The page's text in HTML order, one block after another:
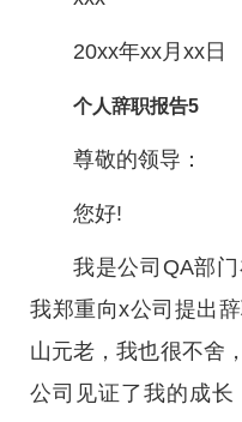
20xx年xx月xx日
个人辞职报告5
尊敬的领导：
您好!
我是公司QA部
我郑重向x公司提出
山元老，我也很不舍
公司见证了我的成